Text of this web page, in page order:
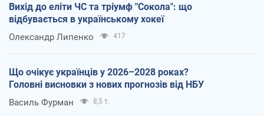
Вихід до еліти ЧС та тріумф "Сокола": що
відбувається в українському хокеї
Олександр Липенко 417
Що очікує українців у 2026–2028 роках?
Головні висновки з нових прогнозів від НБУ
Василь Фурман 8,5 т.